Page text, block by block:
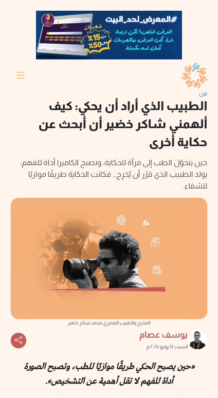
فن
الطبيب الذي أراد أن يحكي: كيف
ألهمني شاكر خضير أن أبحث عن
حكاية أخرى
حين يتحوّل الطب إلى مرآة للحكاية، وتصبح الكاميرا أداة للفهم،
يولد الطبيب الذي قرّر أن يُخرِج… فكانت الحكاية طريقًا موازيًا
للشفاء.
المخرج والطبيب المصري محمد شاكر خضير
يوسف عصام
السبت ١٤ يونيو ٢٠٢٥ م
«حين يصبح الحكي طريقًا موازيًا للطب، وتصبح الصورة
أداة للفهم لا تقل أهمية عن التشخيص».